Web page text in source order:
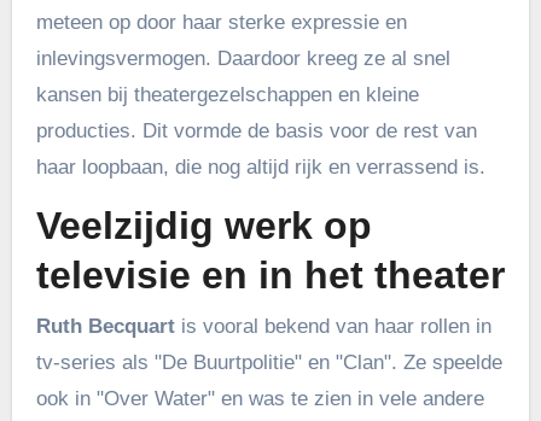
meteen op door haar sterke expressie en
inlevingsvermogen. Daardoor kreeg ze al snel
kansen bij theatergezelschappen en kleine
producties. Dit vormde de basis voor de rest van
haar loopbaan, die nog altijd rijk en verrassend is.
Veelzijdig werk op
televisie en in het theater
Ruth Becquartis vooral bekend van haar rollen in
tv-series als "De Buurtpolitie" en "Clan". Ze speelde
ook in "Over Water" en was te zien in vele andere